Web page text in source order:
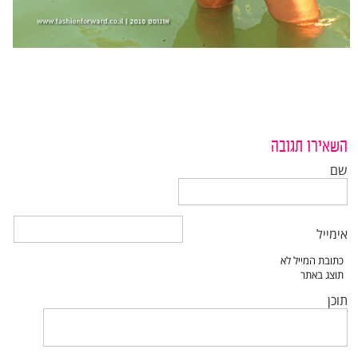
השאירו תגובה
שם
אימייל
תוכן